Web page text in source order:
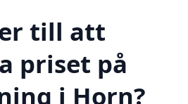
till att
priset på
i Horn?